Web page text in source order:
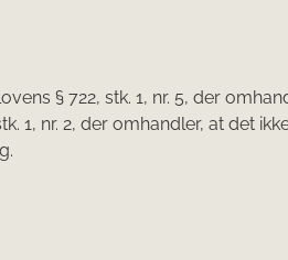
§ 722, stk. 1, nr. 5, der
1, nr. 2, der omhandler, at det